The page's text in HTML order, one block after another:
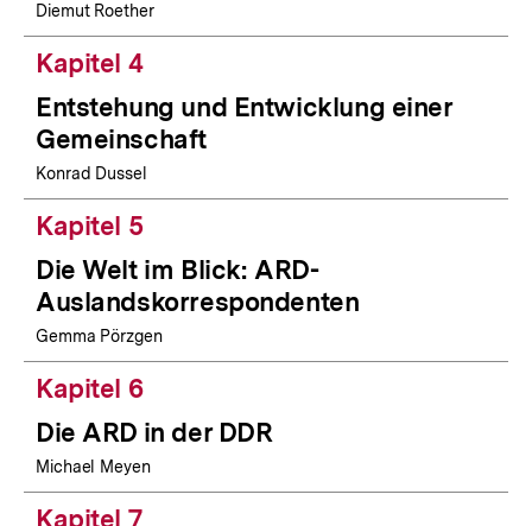
Diemut Roether
Kapitel 4
Entstehung und Entwicklung einer
Gemeinschaft
Konrad Dussel
Kapitel 5
Die Welt im Blick: ARD-
Auslandskorrespondenten
Gemma Pörzgen
Kapitel 6
Die ARD in der DDR
Michael Meyen
Kapitel 7